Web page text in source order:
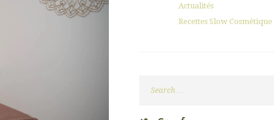
Actualités
Recettes Slow Cosmétique